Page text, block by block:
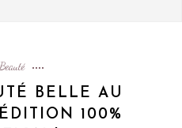
BELLE AU
100%